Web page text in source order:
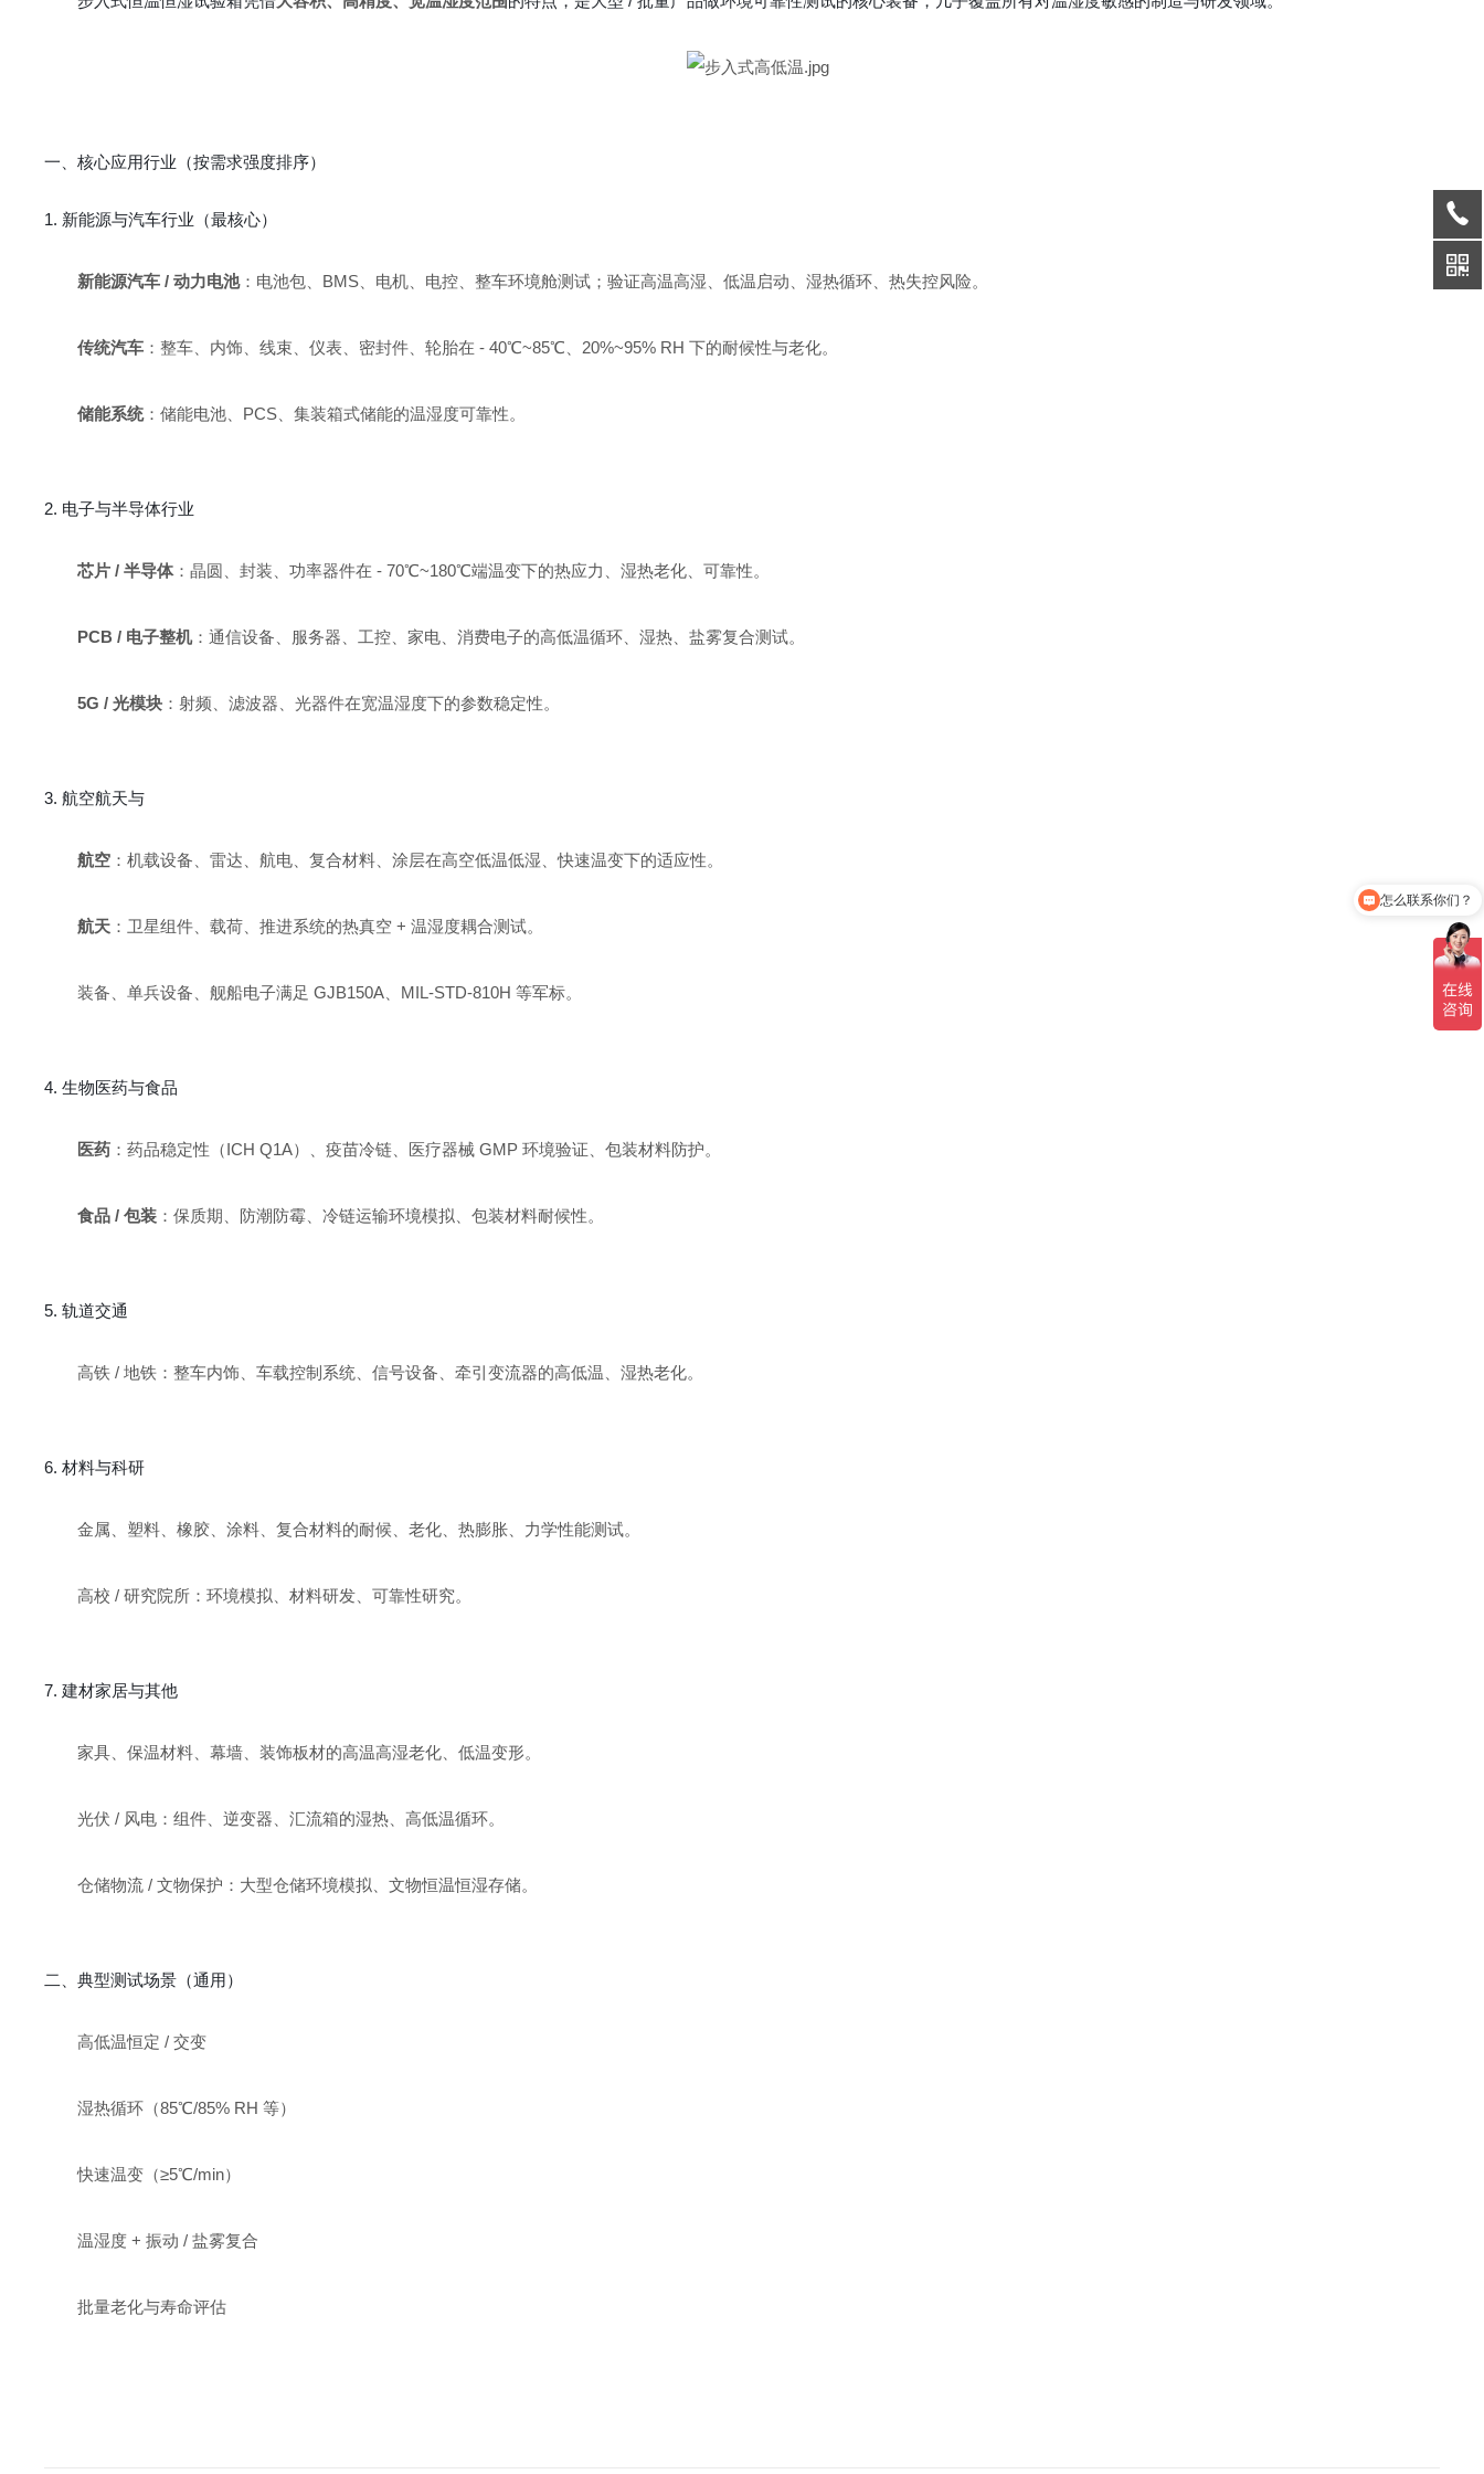
一、核心应用行业（按需求强度排序）
1. 新能源与汽车行业（最核心）
新能源汽车 / 动力电池：电池包、BMS、电机、电控、整车环境舱测试；验证高温高湿、低温启动、湿热循环、热失控风险。
传统汽车 ：整车、内饰、线束、仪表、密封件、轮胎在 - 40℃~85℃、20%~95% RH 下的耐候性与老化。
储能系统：储能电池、PCS、集装箱式储能的温湿度可靠性。
2. 电子与半导体行业
芯片 / 半导体：晶圆、封装、功率器件在 - 70℃~180℃端温变下的热应力、湿热老化、可靠性。
PCB / 电子整机：通信设备、服务器、工控、家电、消费电子的高低温循环、湿热、盐雾复合测试。
5G / 光模块 ：射频、滤波器、光器件在宽温湿度下的参数稳定性。
3. 航空航天与
航空 ：机载设备、雷达、航电、复合材料、涂层在高空低温低湿、快速温变下的适应性。
航天 ：卫星组件、载荷、推进系统的热真空 + 温湿度耦合测试。
装备、单兵设备、舰船电子满足 GJB150A、MIL-STD-810H 等军标。
4. 生物医药与食品
医药 ：药品稳定性（ICH Q1A）、疫苗冷链、医疗器械 GMP 环境验证、包装材料防护。
食品 / 包装 ：保质期、防潮防霉、冷链运输环境模拟、包装材料耐候性。
5. 轨道交通
高铁 / 地铁：整车内饰、车载控制系统、信号设备、牵引变流器的高低温、湿热老化。
6. 材料与科研
金属、塑料、橡胶、涂料、复合材料的耐候、老化、热膨胀、力学性能测试。
高校 / 研究院所：环境模拟、材料研发、可靠性研究。
7. 建材家居与其他
家具、保温材料、幕墙、装饰板材的高温高湿老化、低温变形。
光伏 / 风电：组件、逆变器、汇流箱的湿热、高低温循环。
仓储物流 / 文物保护：大型仓储环境模拟、文物恒温恒湿存储。
二、典型测试场景（通用）
高低温恒定 / 交变
湿热循环（85℃/85% RH 等）
快速温变（≥5℃/min）
温湿度 + 振动 / 盐雾复合
批量老化与寿命评估
你们是生产厂家吗？
怎么联系你们？